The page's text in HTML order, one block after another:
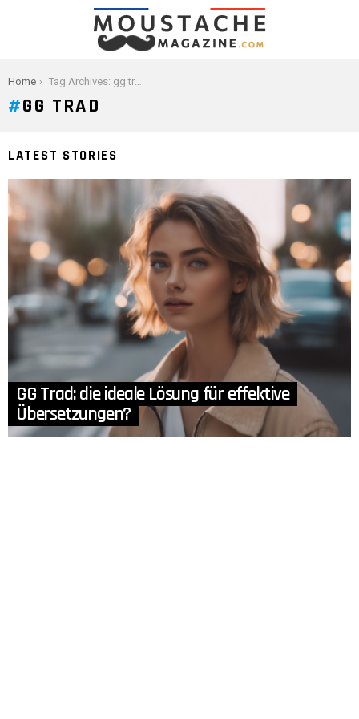
You are here:
Home Tag Archives: gg trad
GG TRAD
LATEST STORIES
GG Trad: die ideale Lösung für effektive
Übersetzungen?